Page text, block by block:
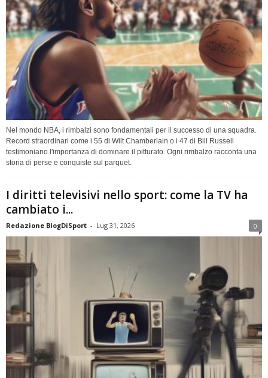
Nel mondo NBA, i rimbalzi sono fondamentali per il successo di una squadra.
Record straordinari come i 55 di Wilt Chamberlain o i 47 di Bill Russell
testimoniano l'importanza di dominare il pitturato. Ogni rimbalzo racconta una
storia di perse e conquiste sul parquet.
I diritti televisivi nello sport: come la TV ha
cambiato i...
Redazione BlogDiSport - Lug 31, 2026 0